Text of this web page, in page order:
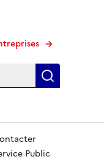
Public